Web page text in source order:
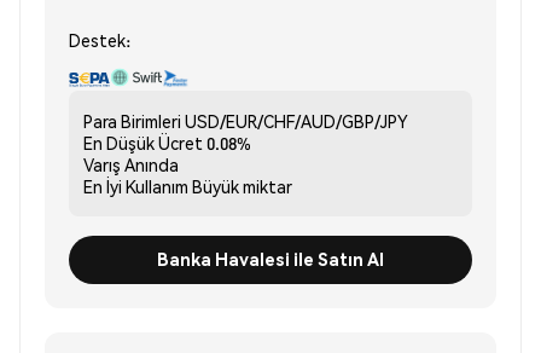
Destek:
Para Birimleri USD/EUR/CHF/AUD/GBP/JPY
En Düşük Ücret 0.08%
Varış Anında
En İyi Kullanım Büyük miktar
Banka Havalesi ile Satın Al